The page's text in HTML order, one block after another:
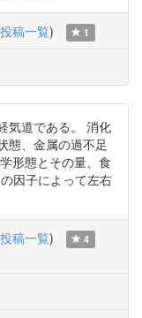
投稿一覧) 1
気道である。 消化
態、金属の過不足
形態とその量、食
因子によって左右
投稿一覧)
4